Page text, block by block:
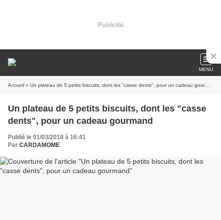
Publicité
MENU
Accueil » Un plateau de 5 petits biscuits, dont les "casse dents", pour un cadeau gourmand
Un plateau de 5 petits biscuits, dont les "casse
dents", pour un cadeau gourmand
Publié le 01/03/2018 à 16:41
Par CARDAMOME